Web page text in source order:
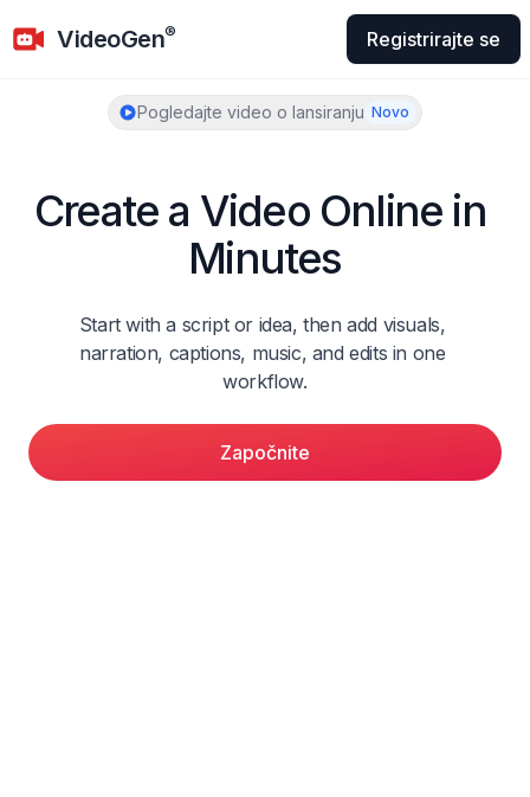
VideoGenVideoGen® Registrirajte se
Pogledajte video o lansiranju Novo
Create a Video Online in
Minutes
Start with a script or idea, then add visuals,
narration, captions, music, and edits in one
workflow.
Započnite